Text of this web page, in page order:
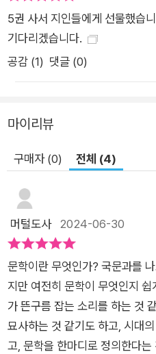
5권 사서 지인들에게 선물했습
기다리겠습니다.
공감 (1) 댓글 (0)
마이리뷰
구매자 (0) 전체 (4)
머털도사2024-06-30
문학이란 무엇인가? 국문과를
지만 여전히 문학이 무엇인지
가 뜬구름 잡는 소리를 하는 것
묘사하는 것 같기도 하고, 시대
고, 문학을 한마디로 정의한다